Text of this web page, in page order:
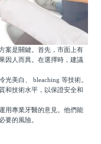
是關鍵。首先，市面上有
因人而異。在選擇時，建議
美白、 bleaching 等技術。
和技術水平，以保證安全和
專業牙醫的意見。他們能
要的風險。